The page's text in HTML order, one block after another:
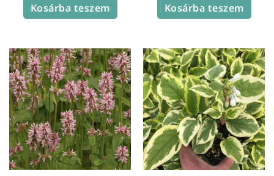
Kosárba teszem Kosárba teszem